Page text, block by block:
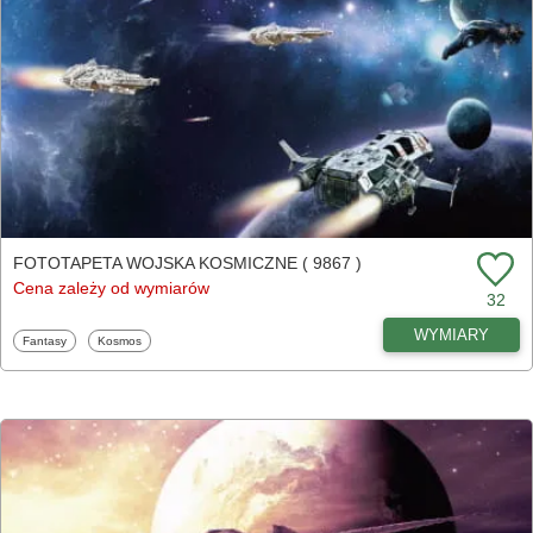
FOTOTAPETA WOJSKA KOSMICZNE ( 9867 )
Cena zależy od wymiarów
32
Fototapety
Fantasy Fototapety
Kosmos WYMIARY